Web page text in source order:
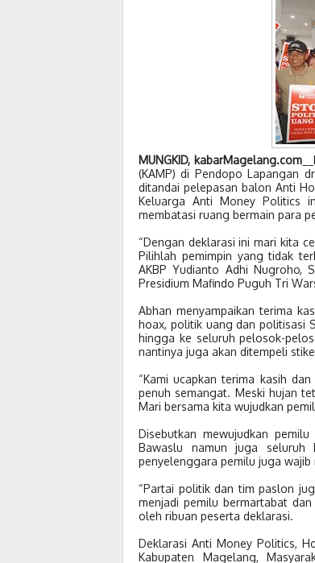
MUNGKID, kabarMagelang.com
(KAMP) di Pendopo Lapangan
ditandai pelepasan balon Anti
Keluarga Anti Money Politics
membatasi ruang bermain para
“Dengan deklarasi ini mari kita
Pilihlah pemimpin yang tidak
AKBP Yudianto Adhi Nugroho,
Presidium Mafindo Puguh Tri
Abhan menyampaikan terima
hoax, politik uang dan politisasi
hingga ke seluruh pelosok-
nantinya juga akan ditempeli
“Kami ucapkan terima kasih
penuh semangat. Meski hujan
Mari bersama kita wujudkan
Disebutkan mewujudkan
Bawaslu namun juga seluruh
penyelenggara pemilu juga
“Partai politik dan tim paslon
menjadi pemilu bermartabat
oleh ribuan peserta deklarasi.
Deklarasi Anti Money Politics,
Kabupaten Magelang,